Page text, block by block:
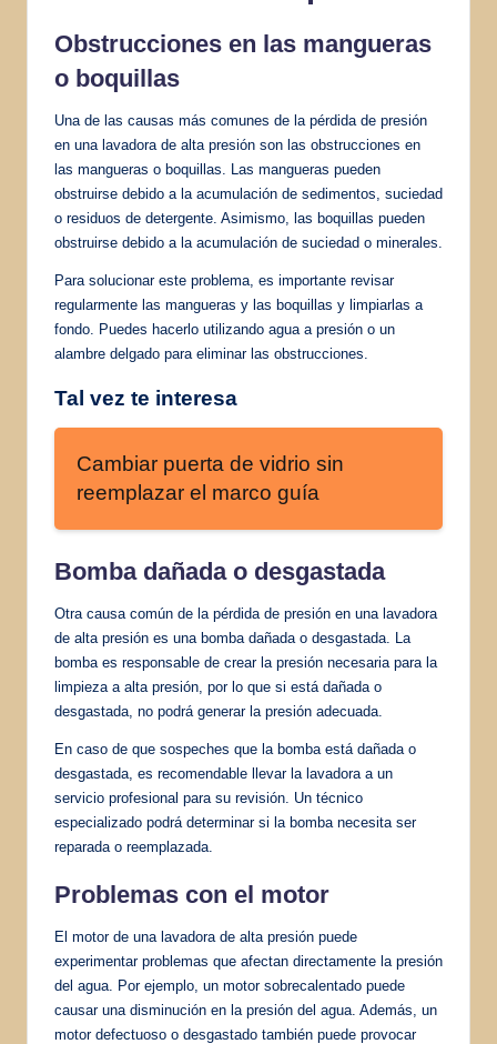
Obstrucciones en las mangueras
o boquillas
Una de las causas más comunes de la pérdida de presión
en una lavadora de alta presión son las obstrucciones en
las mangueras o boquillas. Las mangueras pueden
obstruirse debido a la acumulación de sedimentos, suciedad
o residuos de detergente. Asimismo, las boquillas pueden
obstruirse debido a la acumulación de suciedad o minerales.
Para solucionar este problema, es importante revisar
regularmente las mangueras y las boquillas y limpiarlas a
fondo. Puedes hacerlo utilizando agua a presión o un
alambre delgado para eliminar las obstrucciones.
Tal vez te interesa
Cambiar puerta de vidrio sin
reemplazar el marco guía
Bomba dañada o desgastada
Otra causa común de la pérdida de presión en una lavadora
de alta presión es una bomba dañada o desgastada. La
bomba es responsable de crear la presión necesaria para la
limpieza a alta presión, por lo que si está dañada o
desgastada, no podrá generar la presión adecuada.
En caso de que sospeches que la bomba está dañada o
desgastada, es recomendable llevar la lavadora a un
servicio profesional para su revisión. Un técnico
especializado podrá determinar si la bomba necesita ser
reparada o reemplazada.
Problemas con el motor
El motor de una lavadora de alta presión puede
experimentar problemas que afectan directamente la presión
del agua. Por ejemplo, un motor sobrecalentado puede
causar una disminución en la presión del agua. Además, un
motor defectuoso o desgastado también puede provocar